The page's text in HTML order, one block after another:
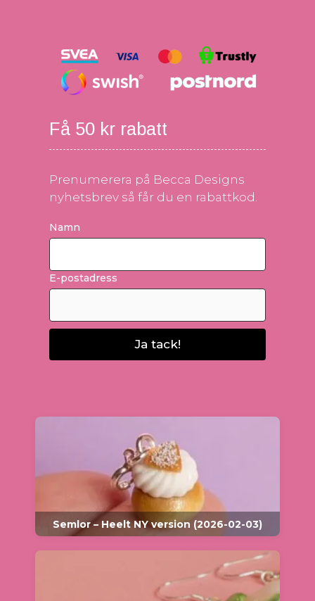
Få 50 kr rabatt
Prenumerera på Becca Designs
nyhetsbrev så får du en rabattkod.
Namn
E-postadress
Ja tack!
Semlor – Heelt NY version (2026-02-03)